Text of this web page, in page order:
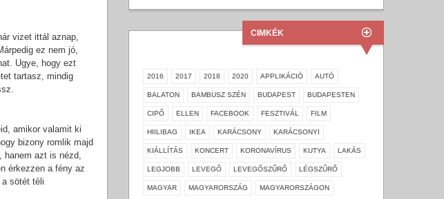
vizet ittál aznap,
ez nem jó,
Ugye, hogy ezt
tartasz, mindig
amikor valamit ki
bizony romlik majd
azt is nézd,
érkezzen a fény az
sötét téli
CIMKÉK
2016 2017 2018 2020 APPLIKÁCIÓ AUTÓ
BALATON BAMBUSZ SZÉN BUDAPEST BUDAPESTEN
CIPŐ ELLEN FACEBOOK FESZTIVÁL FILM
HIILIBAG IKEA KARÁCSONY KARÁCSONYI
KIÁLLÍTÁS KONCERT KORONAVÍRUS KUTYA LAKÁS
LEGJOBB LEVEGŐ LEVEGŐSZŰRŐ LÉGSZŰRŐ
MAGYAR MAGYARORSZÁG MAGYARORSZÁGON